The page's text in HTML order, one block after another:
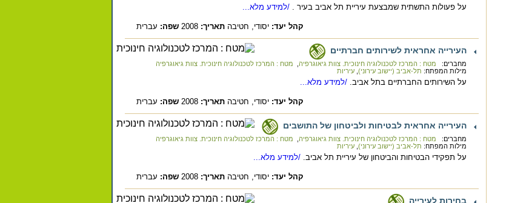
על פעולות התשתית שמבצעת עיריית תל אביב בעיר . /למידע מלא...
קהל יעד: יסודי, חטיבה תאריך: 2008 שפה: עברית
העירייה אחראית לשירותים חברתיים
מחברים: מטח : המרכז לטכנולוגיה חינוכית. צוות גיאוגרפיה
מטח : המרכז לטכנולוגיה חינוכית. צוות גיאוגרפיה
מילות המפתח: תל-אביב (יישוב עירוני) עיריות
על השירותים החברתיים בתל אביב. /למידע מלא...
קהל יעד: יסודי, חטיבה תאריך: 2008 שפה: עברית
העירייה אחראית לבטיחות ולביטחון של התושבים
מחברים: מטח : המרכז לטכנולוגיה חינוכית. צוות גיאוגרפיה
מטח : המרכז לטכנולוגיה חינוכית. צוות גיאוגרפיה
מילות המפתח: תל-אביב (יישוב עירוני) עיריות
על תפקידי הבטיחות והביטחון של עיריית תל אביב. /למידע מלא...
קהל יעד: יסודי, חטיבה תאריך: 2008 שפה: עברית
בחירות לעירייה